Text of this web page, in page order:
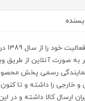
رسمی پخش
و خارجی را داشته و تا
ارسال کالا داشته و در